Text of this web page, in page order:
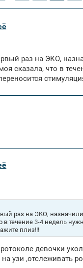
раз на ЭКО,
сказала, что в
раз на ЭКО,
в течение 3-4 недель
плиз!!!
девочки
узи ,отслеживать